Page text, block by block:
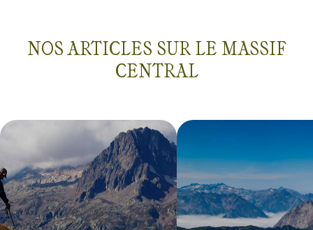
NOS ARTICLES SUR LE MASSIF
CENTRAL